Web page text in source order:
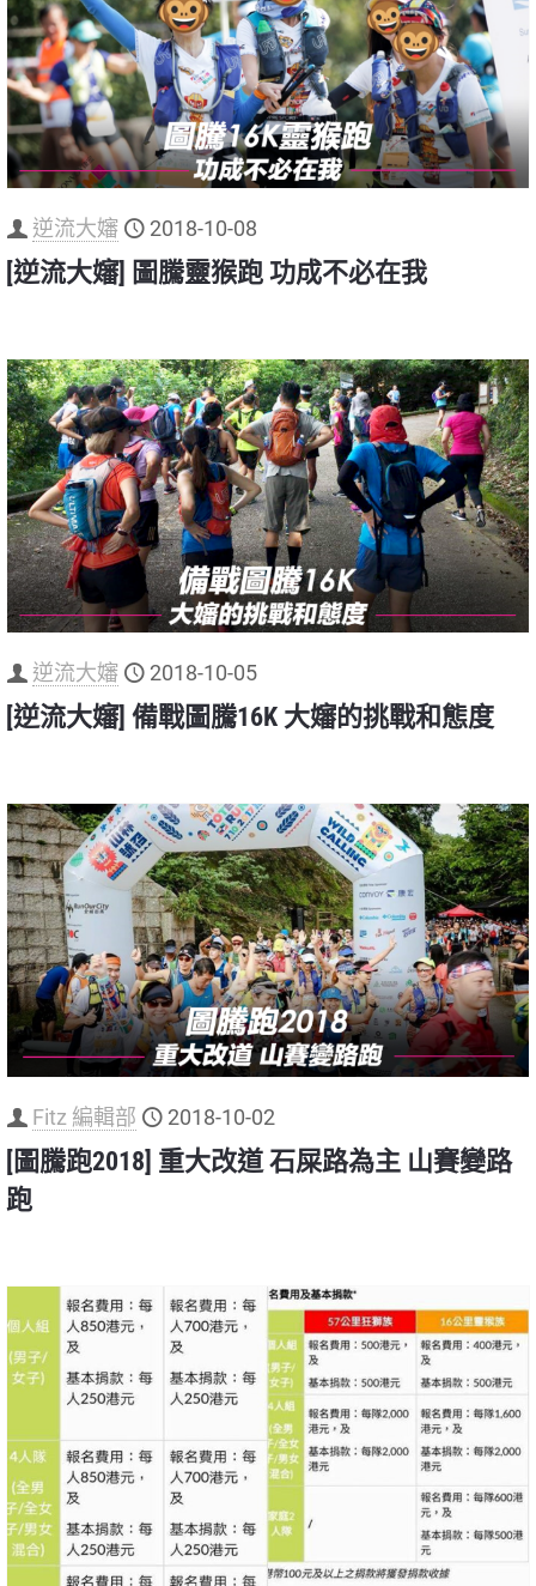
逆流大嬸 2018-10-08
[逆流大嬸] 圖騰靈猴跑 功成不必在我
逆流大嬸 2018-10-05
[逆流大嬸] 備戰圖騰16K 大嬸的挑戰和態度
Fitz 編輯部 2018-10-02
[圖騰跑2018] 重大改道 石屎路為主 山賽變路
跑